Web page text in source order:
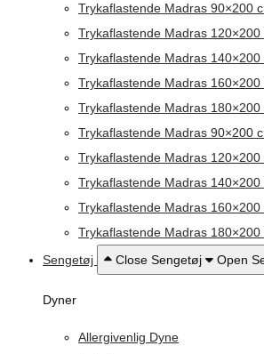
Trykaflastende Madras 90×200
Trykaflastende Madras 120×200
Trykaflastende Madras 140×200
Trykaflastende Madras 160×200
Trykaflastende Madras 180×200
Trykaflastende Madras 90×200
Trykaflastende Madras 120×200
Trykaflastende Madras 140×200
Trykaflastende Madras 160×200
Trykaflastende Madras 180×200
Sengetøj
Close Sengetøj Open
Dyner
Allergivenlig Dyne